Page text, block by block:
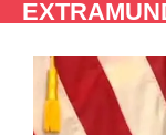
Saltar
contenido